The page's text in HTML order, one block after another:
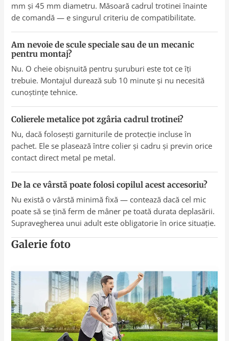
mm și 45 mm diametru. Măsoară cadrul trotinei înainte
de comandă — e singurul criteriu de compatibilitate.
Am nevoie de scule speciale sau de un mecanic
pentru montaj?
Nu. O cheie obișnuită pentru șuruburi este tot ce îți
trebuie. Montajul durează sub 10 minute și nu necesită
cunoștințe tehnice.
Colierele metalice pot zgâria cadrul trotinei?
Nu, dacă folosești garniturile de protecție incluse în
pachet. Ele se plasează între colier și cadru și previn orice
contact direct metal pe metal.
De la ce vârstă poate folosi copilul acest accesoriu?
Nu există o vârstă minimă fixă — contează dacă cel mic
poate să se țină ferm de mâner pe toată durata deplasării.
Supravegherea unui adult este obligatorie în orice situație.
Galerie foto